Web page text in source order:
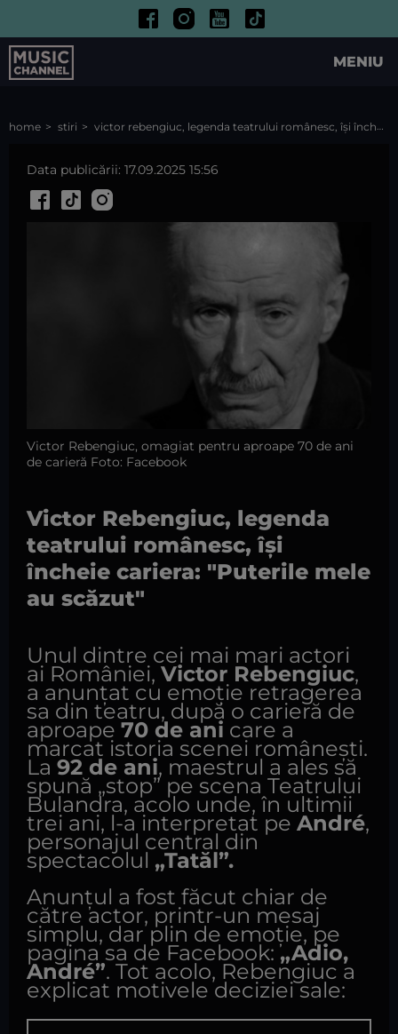
MENIU
home stiri victor rebengiuc, legenda teatrului românesc, își încheie cariera: "puterile mele au scăzut"
Data publicării: 17.09.2025 15:56
Victor Rebengiuc, omagiat pentru aproape 70 de ani
de carieră Foto: Facebook
Victor Rebengiuc, legenda
teatrului românesc, își
încheie cariera: "Puterile mele
au scăzut"
Unul dintre cei mai mari actori
ai României, Victor Rebengiuc,
a anunțat cu emoție retragerea
sa din teatru, după o carieră de
aproape 70 de ani care a
marcat istoria scenei românești.
La 92 de ani, maestrul a ales să
spună „stop” pe scena Teatrului
Bulandra, acolo unde, în ultimii
trei ani, l-a interpretat pe André,
personajul central din
spectacolul „Tatăl”.
Anunțul a fost făcut chiar de
către actor, printr-un mesaj
simplu, dar plin de emoție, pe
pagina sa de Facebook: „Adio,
André”. Tot acolo, Rebengiuc a
explicat motivele deciziei sale: